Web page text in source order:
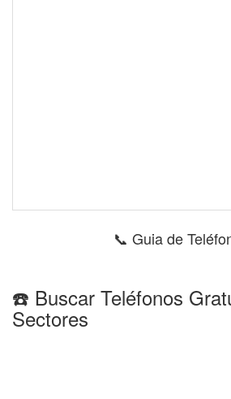
📞 Guia de
☎️ Buscar Teléfonos
Sectores